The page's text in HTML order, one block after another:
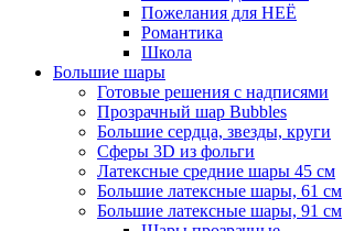
Пожелания для НЕЁ
Романтика
Школа
Большие шары
Готовые решения с надписями
Прозрачный шар Bubbles
Большие сердца, звезды, круги
Сферы 3D из фольги
Латексные средние шары 45 см
Большие латексные шары, 61 см
Большие латексные шары, 91 см